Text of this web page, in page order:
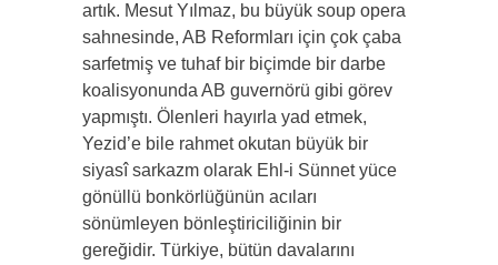
artık. Mesut Yılmaz, bu büyük soup opera
sahnesinde, AB Reformları için çok çaba
sarfetmiş ve tuhaf bir biçimde bir darbe
koalisyonunda AB guvernörü gibi görev
yapmıştı. Ölenleri hayırla yad etmek,
Yezid’e bile rahmet okutan büyük bir
siyasî sarkazm olarak Ehl-i Sünnet yüce
gönüllü bonkörlüğünün acıları
sönümleyen bönleştiriciliğinin bir
gereğidir. Türkiye, bütün davalarını